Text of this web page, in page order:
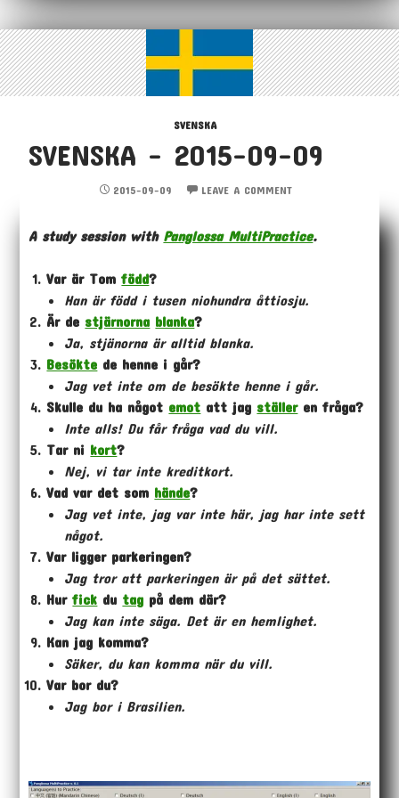
SVENSKA
SVENSKA – 2015-09-09
2015-09-09 LEAVE A COMMENT
A study session with Panglossa MultiPractice.
Var är Tomfödd?
Han är född i tusen niohundra åttiosju.
Är de stjärnorna blanka?
Ja, stjänorna är alltid blanka.
Besökte de henne i går?
Jag vet inte om de besökte henne i går.
Skulle du ha något emot att jag ställeren fråga?
Inte alls! Du får fråga vad du vill.
Tar ni kort?
Nej, vi tar inte kreditkort.
Vad var det som hände?
Jag vet inte, jag var inte här, jag har inte sett
något.
Var ligger parkeringen?
Jag tror att parkeringen är på det sättet.
Hurfick du tag på dem där?
Jag kan inte säga. Det är en hemlighet.
Kan jag komma?
Säker, du kan komma när du vill.
Var bor du?
Jag bor i Brasilien.